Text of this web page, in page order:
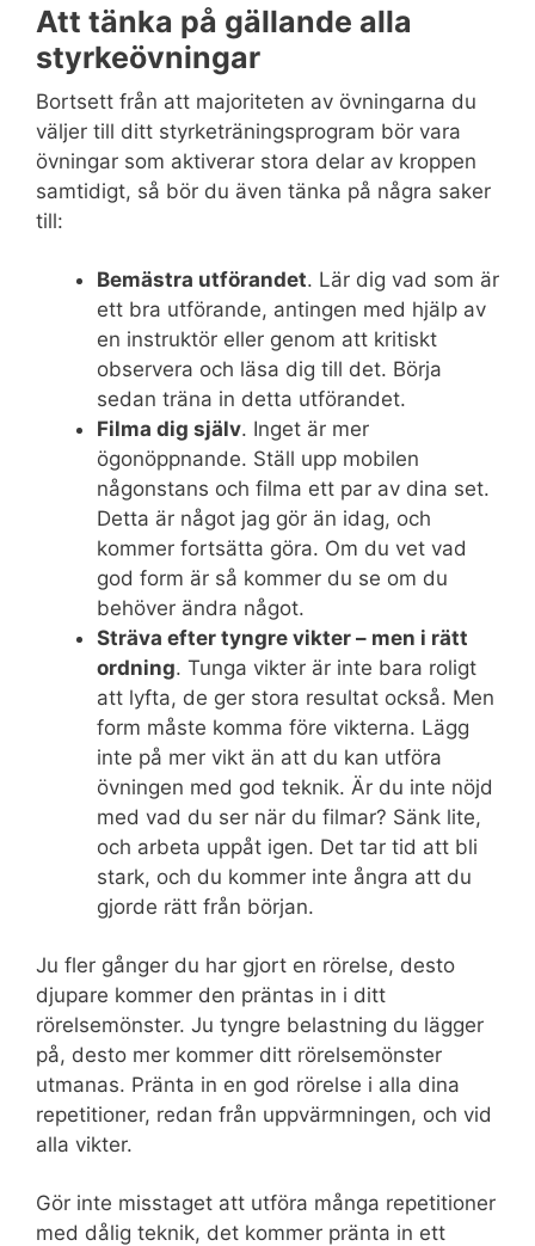
Att tänka på gällande alla
styrkeövningar
Bortsett från att majoriteten av övningarna du
väljer till ditt styrketräningsprogram bör vara
övningar som aktiverar stora delar av kroppen
samtidigt, så bör du även tänka på några saker
till:
Bemästra utförandet. Lär dig vad som är
ett bra utförande, antingen med hjälp av
en instruktör eller genom att kritiskt
observera och läsa dig till det. Börja
sedan träna in detta utförandet.
Filma dig själv. Inget är mer
ögonöppnande. Ställ upp mobilen
någonstans och filma ett par av dina set.
Detta är något jag gör än idag, och
kommer fortsätta göra. Om du vet vad
god form är så kommer du se om du
behöver ändra något.
Sträva efter tyngre vikter – men i rätt
ordning. Tunga vikter är inte bara roligt
att lyfta, de ger stora resultat också. Men
form måste komma före vikterna. Lägg
inte på mer vikt än att du kan utföra
övningen med god teknik. Är du inte nöjd
med vad du ser när du filmar? Sänk lite,
och arbeta uppåt igen. Det tar tid att bli
stark, och du kommer inte ångra att du
gjorde rätt från början.
Ju fler gånger du har gjort en rörelse, desto
djupare kommer den präntas in i ditt
rörelsemönster. Ju tyngre belastning du lägger
på, desto mer kommer ditt rörelsemönster
utmanas. Pränta in en god rörelse i alla dina
repetitioner, redan från uppvärmningen, och vid
alla vikter.
Gör inte misstaget att utföra många repetitioner
med dålig teknik, det kommer pränta in ett